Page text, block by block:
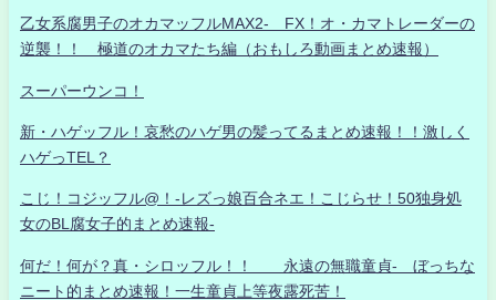
乙女系腐男子のオカマッフルMAX2- FX！オ・カマトレーダーの
逆襲！！ 極道のオカマたち編（おもしろ動画まとめ速報）
スーパーウンコ！
新・ハゲッフル！哀愁のハゲ男の髪ってるまとめ速報！！激しく
ハゲっTEL？
こじ！コジッフル@！-レズっ娘百合ネエ！こじらせ！50独身処
女のBL腐女子的まとめ速報-
何だ！何が？真・シロッフル！！ 永遠の無職童貞- ぼっちな
ニート的まとめ速報！一生童貞上等夜露死苦！